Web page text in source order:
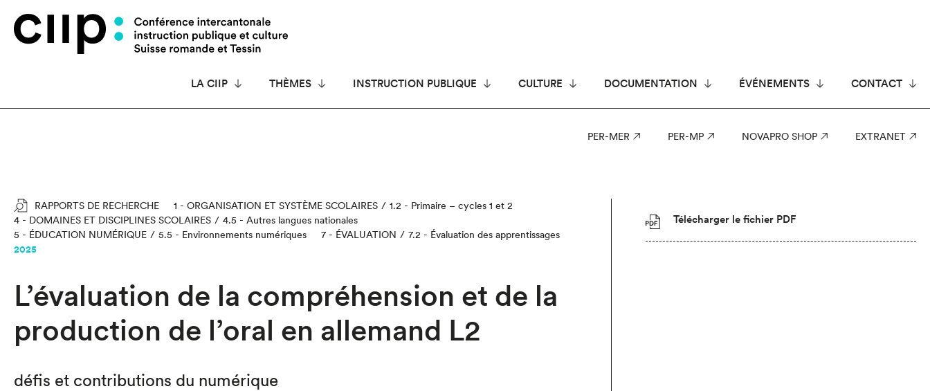
LA CIIP THÈMES INSTRUCTION PUBLIQUE CULTURE DOCUMENTATION ÉVÉNEMENTS CONTACT
PER-MER PER-MP NOVAPRO SHOP EXTRANET
RAPPORTS DE RECHERCHE 1 - ORGANISATION ET SYSTÈME SCOLAIRES
1.2 - Primaire – cycles 1 et 2
4 - DOMAINES ET DISCIPLINES SCOLAIRES
4.5 - Autres langues nationales
5 - ÉDUCATION NUMÉRIQUE
5.5 - Environnements numériques 7 - ÉVALUATION
7.2 - Évaluation des apprentissages
2025
L’évaluation de la compréhension et de la
production de l’oral en allemand L2
défis et contributions du numérique
Télécharger le fichier PDF